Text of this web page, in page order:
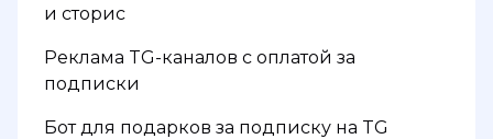
и сторис
Реклама TG-каналов с оплатой за
подписки
Бот для подарков за подписку на TG